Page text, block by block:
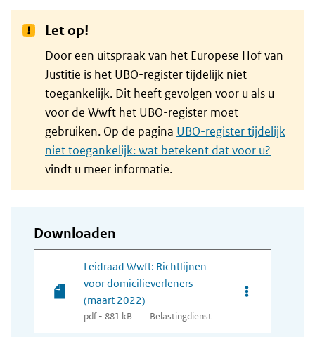
Let op!
Door een uitspraak van het Europese Hof van
Justitie is het UBO-register tijdelijk niet
toegankelijk. Dit heeft gevolgen voor u als u
voor de Wwft het UBO-register moet
gebruiken. Op de pagina UBO-register tijdelijk
niet toegankelijk: wat betekent dat voor u?
vindt u meer informatie.
Downloaden
Leidraad Wwft: Richtlijnen
voor domicilieverleners
(maart 2022)
pdf - 881 kB Belastingdienst
Opties van